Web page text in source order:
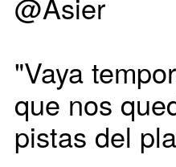
"Vaya
que nos
pistas del